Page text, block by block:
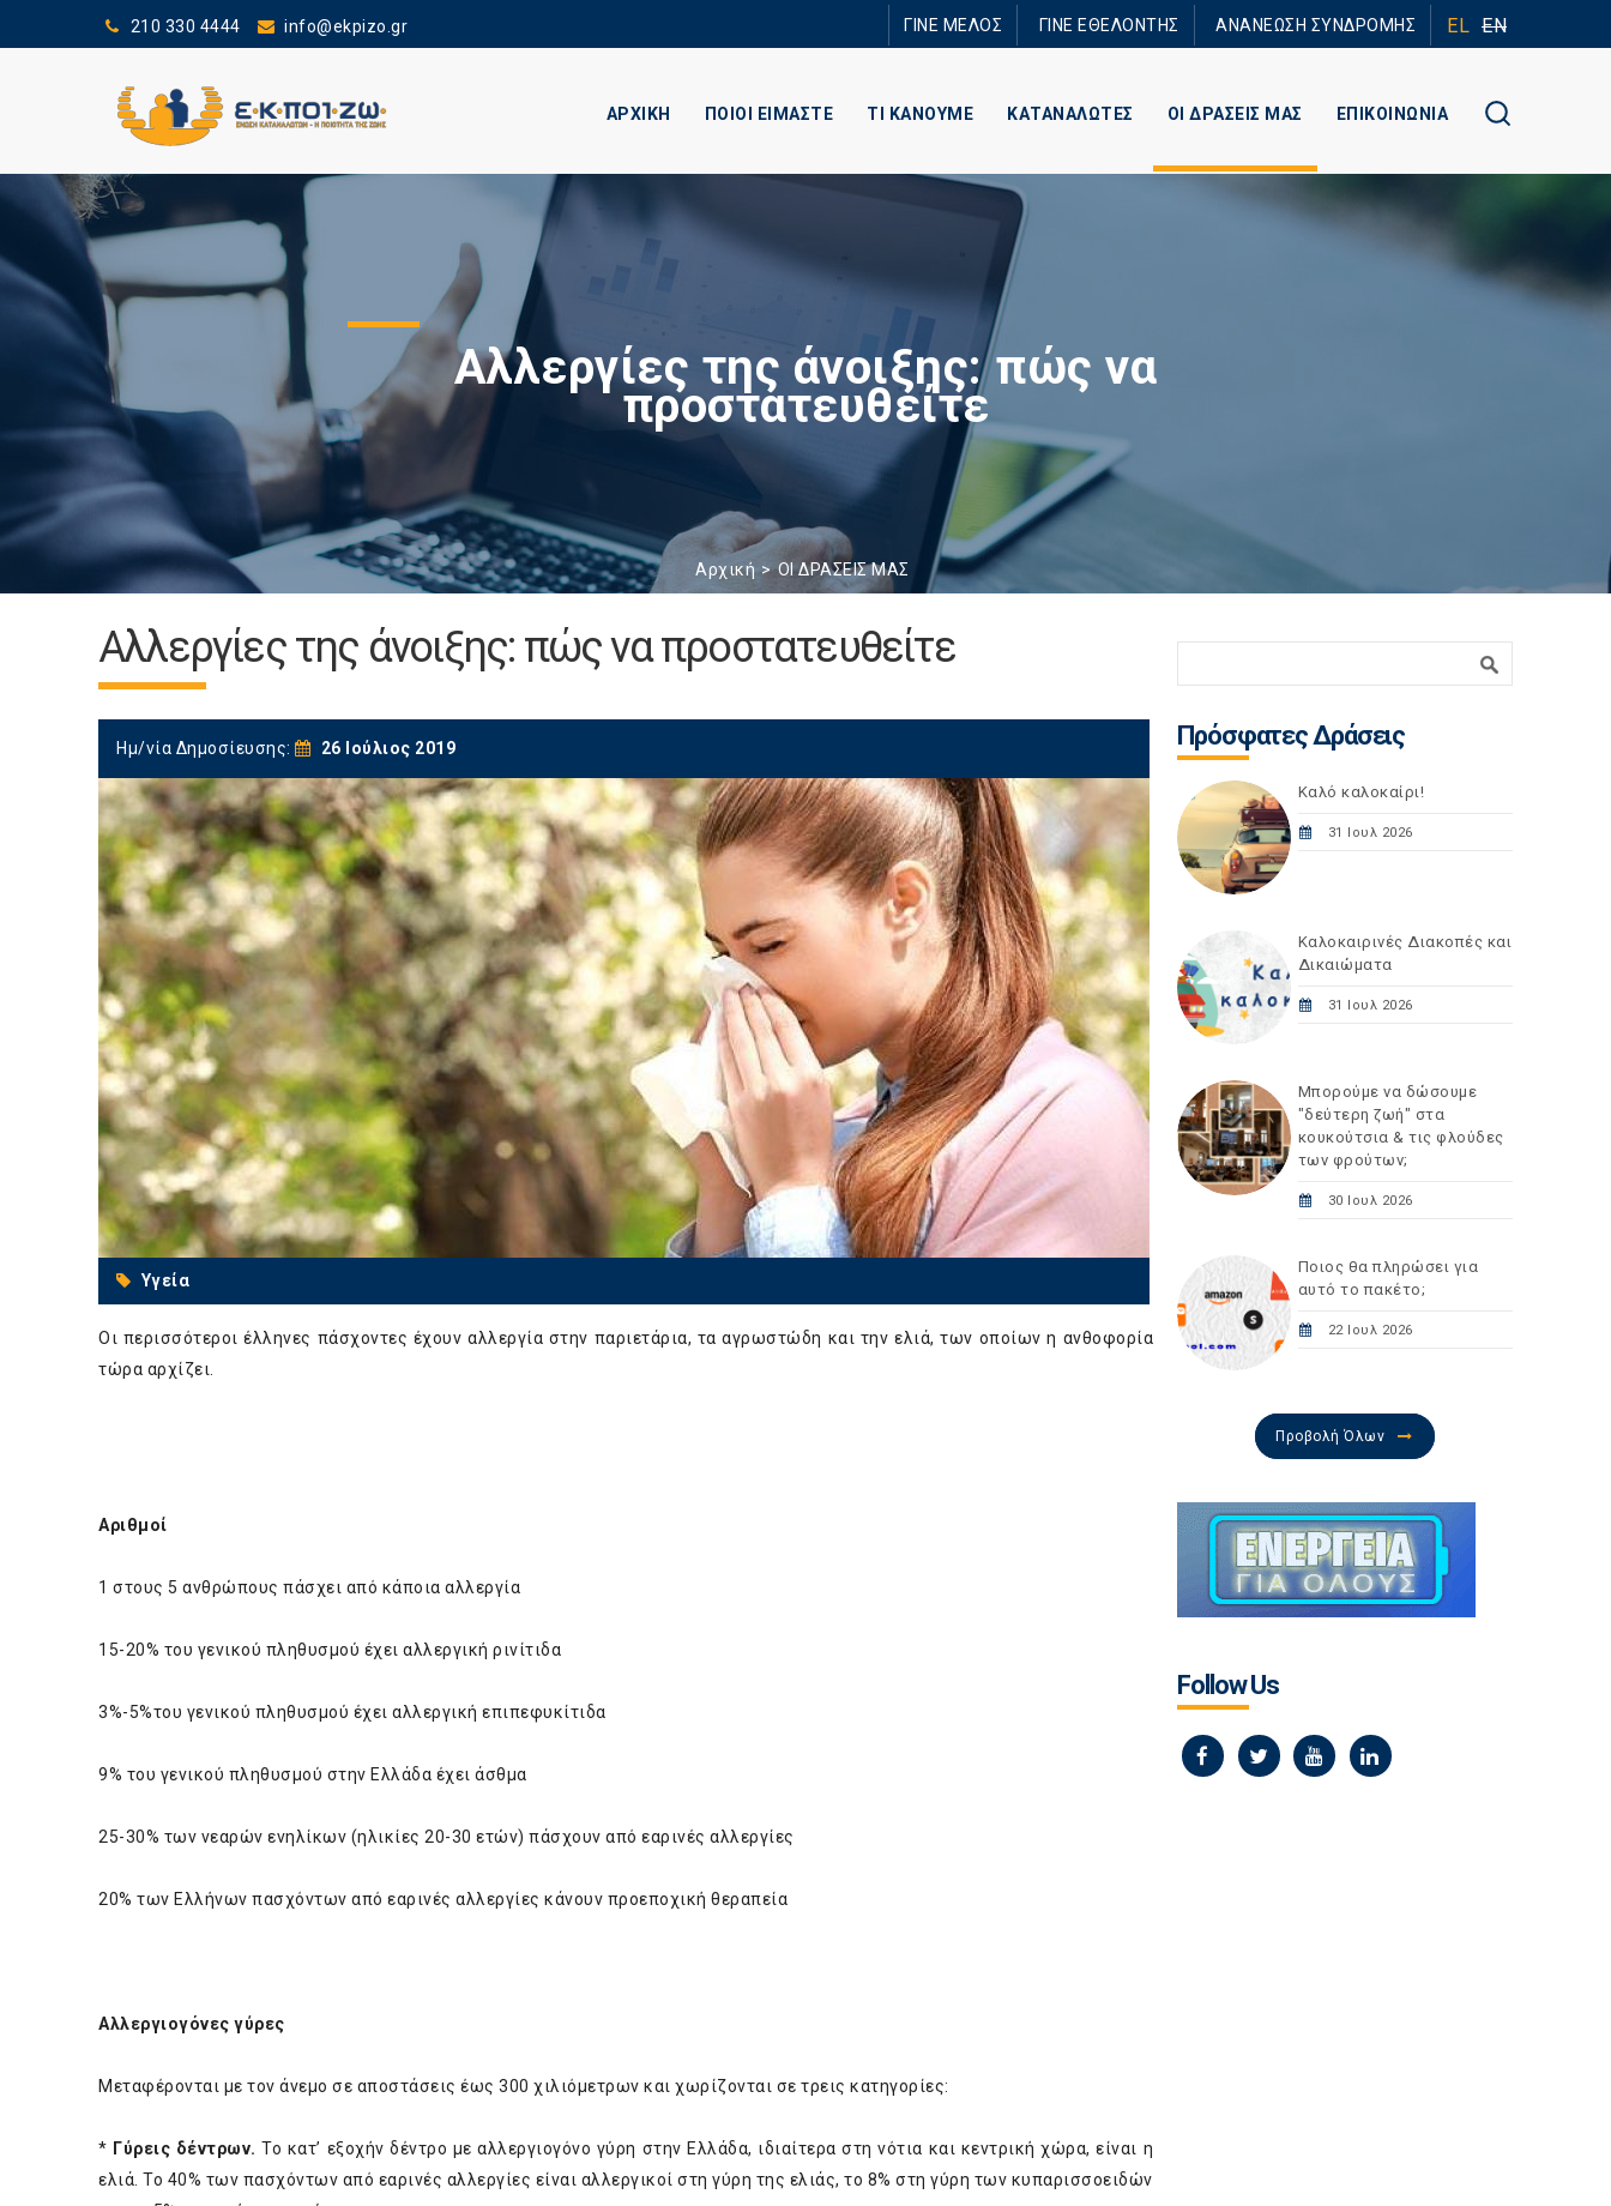
210 330 4444 info@ekpizo.gr ΓΙΝΕ ΜΕΛΟΣ ΓΙΝΕ ΕΘΕΛΟΝΤΗΣ ΑΝΑΝΕΩΣΗ ΣΥΝΔΡΟΜΗΣ EL EN
ΑΡΧΙΚΗ ΠΟΙΟΙ ΕΙΜΑΣΤΕ ΤΙ ΚΑΝΟΥΜΕ ΚΑΤΑΝΑΛΩΤΕΣ ΟΙ ΔΡΑΣΕΙΣ ΜΑΣ ΕΠΙΚΟΙΝΩΝΙΑ
Αλλεργίες της άνοιξης: πώς να
προστατευθείτε
Αρχική ΟΙ ΔΡΑΣΕΙΣ ΜΑΣ
Αλλεργίες της άνοιξης: πώς να προστατευθείτε
Ημ/νία Δημοσίευσης: 26 Ιούλιος 2019
Υγεία
Οι περισσότεροι έλληνες πάσχοντες έχουν αλλεργία στην παριετάρια, τα αγρωστώδη και την ελιά, των οποίων η ανθοφορία
τώρα αρχίζει.
Αριθμοί
1 στους 5 ανθρώπους πάσχει από κάποια αλλεργία
15-20% του γενικού πληθυσμού έχει αλλεργική ρινίτιδα
3%-5%του γενικού πληθυσμού έχει αλλεργική επιπεφυκίτιδα
9% του γενικού πληθυσμού στην Ελλάδα έχει άσθμα
25-30% των νεαρών ενηλίκων (ηλικίες 20-30 ετών) πάσχουν από εαρινές αλλεργίες
20% των Ελλήνων πασχόντων από εαρινές αλλεργίες κάνουν προεποχική θεραπεία
Αλλεργιογόνες γύρες
Μεταφέρονται με τον άνεμο σε αποστάσεις έως 300 χιλιόμετρων και χωρίζονται σε τρεις κατηγορίες:
* Γύρεις δέντρων. Το κατ’ εξοχήν δέντρο με αλλεργιογόνο γύρη στην Ελλάδα, ιδιαίτερα στη νότια και κεντρική χώρα, είναι η
ελιά. Το 40% των πασχόντων από εαρινές αλλεργίες είναι αλλεργικοί στη γύρη της ελιάς, το 8% στη γύρη των κυπαρισσοειδών
Πρόσφατες Δράσεις
Καλό καλοκαίρι!
31 Ιουλ 2026
Καλοκαιρινές Διακοπές και
Δικαιώματα
31 Ιουλ 2026
Μπορούμε να δώσουμε
"δεύτερη ζωή" στα
κουκούτσια & τις φλούδες
των φρούτων;
30 Ιουλ 2026
Ποιος θα πληρώσει για
αυτό το πακέτο;
22 Ιουλ 2026
Προβολή Όλων
Follow Us